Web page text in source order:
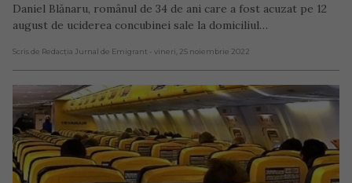
Daniel Blănaru, românul de 34 de ani care a fost acuzat pe 12
august de uciderea concubinei sale la domiciliul…
Scris de Redacția Jurnal de Emigrant - vineri, 25 noiembrie 2022